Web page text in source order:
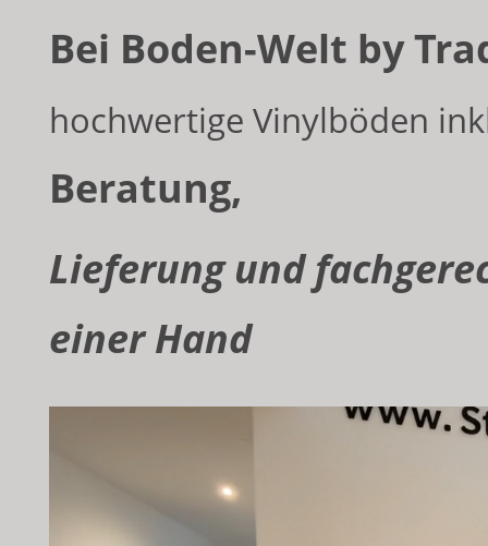
Bei Boden-Welt by
hochwertige Vinylböden
Beratung,
Lieferung und
einer Hand